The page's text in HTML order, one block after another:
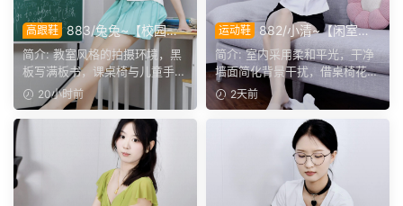
高跟鞋 883/兔兔~【校园清
欢】黑板课桌椅为伴，水手服
演绎烂漫青春光景。
简介: 教室风格的拍摄环境，黑
板写满板书，课桌椅与儿童手绘
作品烘托校园氛围。兔...
20小时前
运动鞋
882/小清~【闲室倩
影】素室柔光映穿搭，多样姿
态演绎清爽休闲格调。
简介: 室内采用柔和平光，干净
墙面简化背景干扰，借桌椅花艺
丰富画面层次。兼顾全...
2天前